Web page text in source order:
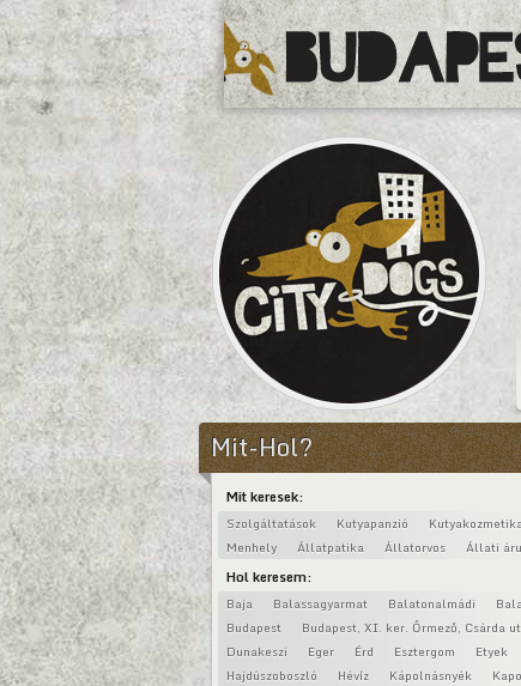
CityDogs
Mit-Hol?
Mit keresek:
Szolgáltatások Kutyapanzió
Menhely
Állatpatika Állatorvos Állati
Hol keresem:
Baja Balassagyarmat Balatonalmádi
Budapest
Budapest, XI. ker. Őrmező, Csárda
Dunakeszi
Eger Érd Esztergom Etyek
Hajdúszoboszló
Hévíz Kápolnásnyék